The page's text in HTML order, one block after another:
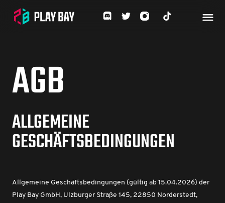
AGB
ALLGEMEINE
GESCHÄFTSBEDINGUNGEN
Allgemeine Geschäftsbedingungen (gültig ab 15.04.2026) der
Play Bay GmbH, Ulzburger Straße 145, 22850 Norderstedt,